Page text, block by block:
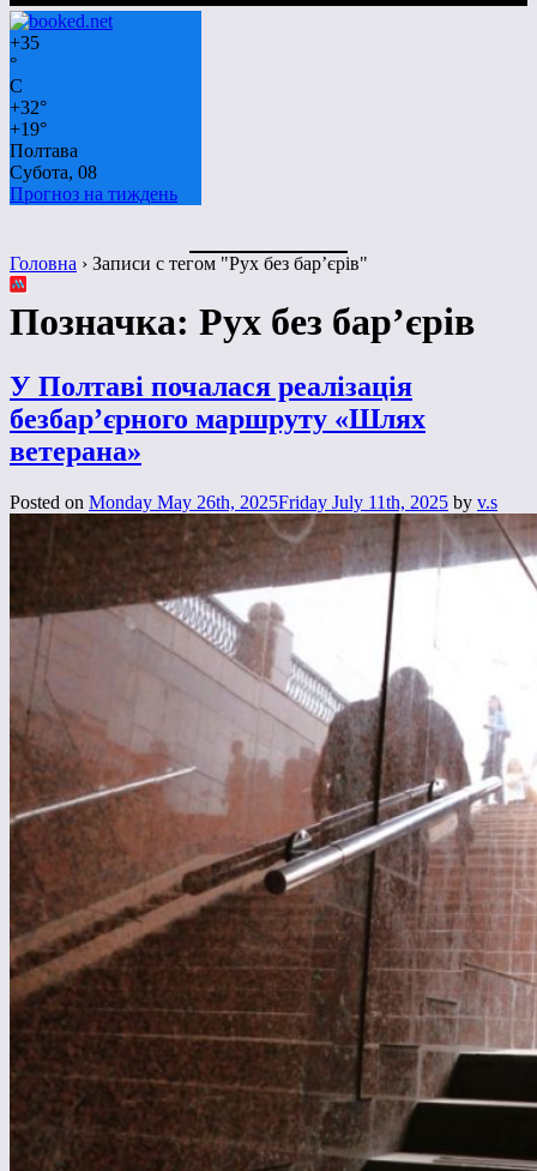
+35
°
C
+32°
+19°
Полтава
Субота, 08
Прогноз на тиждень
Головна › Записи с тегом "Рух без бар’єрів"
Позначка: Рух без бар’єрів
У Полтаві почалася реалізація
безбар’єрного маршруту «Шлях
ветерана»
Posted on Monday May 26th, 2025Friday July 11th, 2025 by v.s